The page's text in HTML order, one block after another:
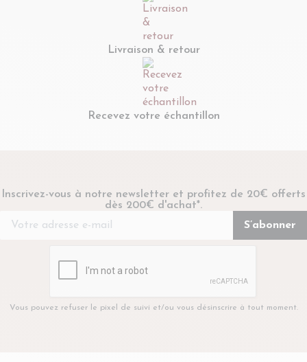
Livraison & retour
Recevez votre échantillon
Inscrivez-vous à notre newsletter et profitez de 20€ offerts
dès 200€ d'achat*.
Vous pouvez refuser le pixel de suivi et/ou vous désinscrire à tout moment.